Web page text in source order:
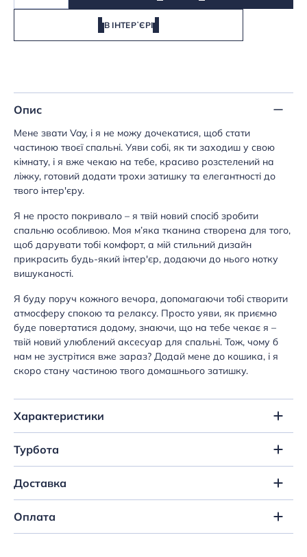
В ІНТЕРʼЄРІ
Опис
Мене звати Vay, і я не можу дочекатися, щоб стати
частиною твоєї спальні. Уяви собі, як ти заходиш у свою
кімнату, і я вже чекаю на тебе, красиво розстелений на
ліжку, готовий додати трохи затишку та елегантності до
твого інтер'єру.
Я не просто покривало – я твій новий спосіб зробити
спальню особливою. Моя м’яка тканина створена для того,
щоб дарувати тобі комфорт, а мій стильний дизайн
прикрасить будь-який інтер'єр, додаючи до нього нотку
вишуканості.
Я буду поруч кожного вечора, допомагаючи тобі створити
атмосферу спокою та релаксу. Просто уяви, як приємно
буде повертатися додому, знаючи, що на тебе чекає я –
твій новий улюблений аксесуар для спальні. Тож, чому б
нам не зустрітися вже зараз? Додай мене до кошика, і я
скоро стану частиною твого домашнього затишку.
Характеристики
Турбота
Доставка
Оплата